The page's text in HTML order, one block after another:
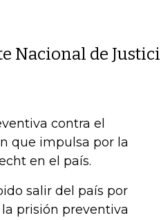
Nacional de
contra el
que impulsa por la
en el país.
salir del país por
prisión preventiva